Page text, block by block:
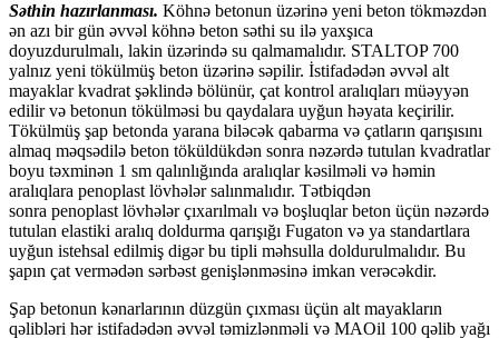
Səthin hazırlanması. Köhnə betonun üzərinə yeni beton tökməzdən
ən azı bir gün əvvəl köhnə beton səthi su ilə yaxşıca
doyuzdurulmalı, lakin üzərində su qalmamalıdır. STALTOP 700
yalnız yeni tökülmüş beton üzərinə səpilir. İstifadədən əvvəl alt
mayaklar kvadrat şəklində bölünür, çat kontrol aralıqları müəyyən
edilir və betonun tökülməsi bu qaydalara uyğun həyata keçirilir.
Tökülmüş şap betonda yarana biləcək qabarma və çatların qarışısını
almaq məqsədilə beton töküldükdən sonra nəzərdə tutulan kvadratlar
boyu təxminən 1 sm qalınlığında aralıqlar kəsilməli və həmin
aralıqlara penoplast lövhələr salınmalıdır. Tətbiqdən
sonra penoplast lövhələr çıxarılmalı və boşluqlar beton üçün nəzərdə
tutulan elastiki aralıq doldurma qarışığı Fugaton və ya standartlara
uyğun istehsal edilmiş digər bu tipli məhsulla doldurulmalıdır. Bu
şapın çat vermədən sərbəst genişlənməsinə imkan verəcəkdir.
Şap betonun kənarlarının düzgün çıxması üçün alt mayakların
qəlibləri hər istifadədən əvvəl təmizlənməli və MAOil 100 qəlib yağı